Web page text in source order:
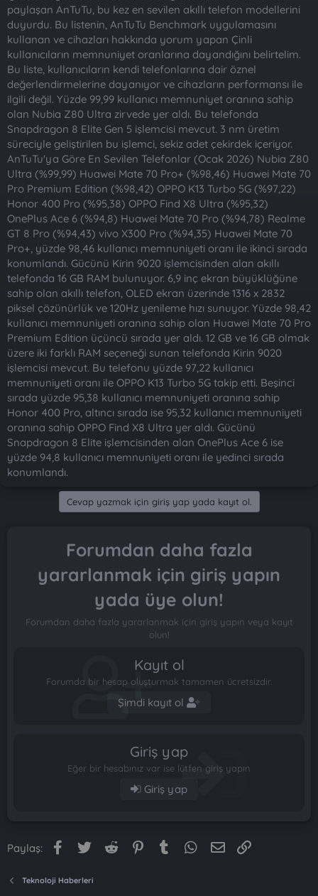
paylaşan AnTuTu, bu kez en sevilen akıllı telefon modellerini
duyurdu. Bu listenin, AnTuTu Benchmark uygulamasını
kullanan ve cihazları hakkında yorum yapan Çinli
kullanıcıların memnuniyet oranlarına dayandığını belirtelim.
Bu liste, kullanıcıların kendi telefonlarına dair öznel
değerlendirmelerine dayanıyor ve cihazların performansı ile
ilgili değil. Yüzde 99,99 kullanıcı memnuniyet oranına sahip
olan Nubia Z80 Ultra zirvede yer aldı. Bu telefonda
Snapdragon 8 Elite Gen 5 işlemcisi mevcut. 3 nm üretim
süreciyle geliştirilen bu işlemci, sekiz adet çekirdek içeriyor.
AnTuTu'ya Göre En Sevilen Telefonlar (Ocak 2026) Nubia Z80
Ultra (%99,99) Huawei Mate 70 Pro+ (%98,46) Huawei Mate 70
Pro Premium Edition (%98,42) OPPO K13 Turbo 5G (%97,22)
Honor 400 Pro (%95,38) OPPO Find X8 Ultra (%95,32)
OnePlus Ace 6 (%94,8) Huawei Mate 70 Pro (%94,78) Realme
GT 8 Pro (%94,43) vivo X300 Pro (%94,35) Huawei Mate 70
Pro+, yüzde 98,46 kullanıcı memnuniyeti oranı ile ikinci sırada
konumlandı. Gücünü Kirin 9020 işlemcisinden alan akıllı
telefonda 16 GB RAM bulunuyor. 6,9 inç ekran büyüklüğüne
sahip olan akıllı telefon, OLED ekran üzerinde 1316 x 2832
piksel çözünürlük ve 120Hz yenileme hızı sunuyor. Yüzde 98,42
kullanıcı memnuniyeti oranına sahip olan Huawei Mate 70 Pro
Premium Edition üçüncü sırada yer aldı. 12 GB ve 16 GB olmak
üzere iki farklı RAM seçeneği sunan telefonda Kirin 9020
işlemcisi mevcut. Bu telefonu yüzde 97,22 kullanıcı
memnuniyeti oranı ile OPPO K13 Turbo 5G takip etti. Beşinci
sırada yüzde 95,38 kullanıcı memnuniyeti oranına sahip
Honor 400 Pro, altıncı sırada ise 95,32 kullanıcı memnuniyeti
oranına sahip OPPO Find X8 Ultra yer aldı. Gücünü
Snapdragon 8 Elite işlemcisinden alan OnePlus Ace 6 ise
yüzde 94,8 kullanıcı memnuniyeti oranı ile yedinci sırada
konumlandı.
Cevap yazmak için giriş yap yada kayıt ol.
Forumdan daha fazla
yararlanmak için giriş yapın
yada üye olun!
Forumdan daha fazla yararlanmak için giriş yapın veya kayıt
olun!
Kayıt ol
Forumda bir hesap oluşturmak tamamen ücretsizdir.
Şimdi kayıt ol
Giriş yap
Eğer bir hesabınız var ise lütfen giriş yapın
Giriş yap
Paylaş: Facebook
Twitter Reddit PinterestTumblr WhatsApp
E-posta
Teknoloji Haberleri